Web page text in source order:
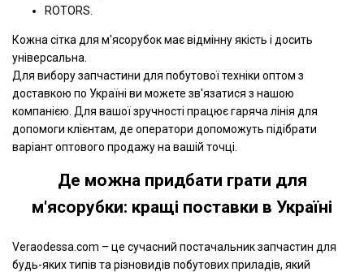
ROTORS.
Кожна сітка для м'ясорубок має відмінну якість і досить
універсальна.
Для вибору запчастини для побутової техніки оптом з
доставкою по Україні ви можете зв'язатися з нашою
компанією. Для вашої зручності працює гаряча лінія для
допомоги клієнтам, де оператори допоможуть підібрати
варіант оптового продажу на вашій точці.
Де можна придбати грати для
м'ясорубки: кращі поставки в Україні
Veraodessa.com – це сучасний постачальник запчастин для
будь-яких типів та різновидів побутових приладів, який